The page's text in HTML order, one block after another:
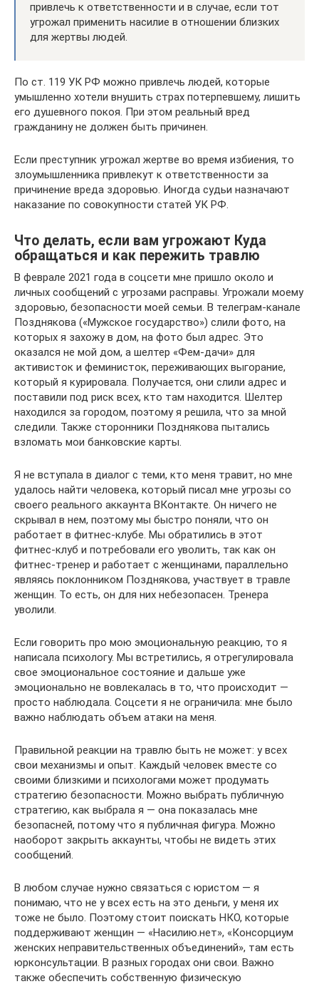
привлечь к ответственности и в случае, если тот
угрожал применить насилие в отношении близких
для жертвы людей.
По ст. 119 УК РФ можно привлечь людей, которые
умышленно хотели внушить страх потерпевшему, лишить
его душевного покоя. При этом реальный вред
гражданину не должен быть причинен.
Если преступник угрожал жертве во время избиения, то
злоумышленника привлекут к ответственности за
причинение вреда здоровью. Иногда судьи назначают
наказание по совокупности статей УК РФ.
Что делать, если вам угрожают Куда
обращаться и как пережить травлю
В феврале 2021 года в соцсети мне пришло около и
личных сообщений с угрозами расправы. Угрожали моему
здоровью, безопасности моей семьи. В телеграм-канале
Позднякова («Мужское государство») слили фото, на
которых я захожу в дом, на фото был адрес. Это
оказался не мой дом, а шелтер «Фем-дачи» для
активисток и феминисток, переживающих выгорание,
который я курировала. Получается, они слили адрес и
поставили под риск всех, кто там находится. Шелтер
находился за городом, поэтому я решила, что за мной
следили. Также сторонники Позднякова пытались
взломать мои банковские карты.
Я не вступала в диалог с теми, кто меня травит, но мне
удалось найти человека, который писал мне угрозы со
своего реального аккаунта ВКонтакте. Он ничего не
скрывал в нем, поэтому мы быстро поняли, что он
работает в фитнес-клубе. Мы обратились в этот
фитнес-клуб и потребовали его уволить, так как он
фитнес-тренер и работает с женщинами, параллельно
являясь поклонником Позднякова, участвует в травле
женщин. То есть, он для них небезопасен. Тренера
уволили.
Если говорить про мою эмоциональную реакцию, то я
написала психологу. Мы встретились, я отрегулировала
свое эмоциональное состояние и дальше уже
эмоционально не вовлекалась в то, что происходит —
просто наблюдала. Соцсети я не ограничила: мне было
важно наблюдать объем атаки на меня.
Правильной реакции на травлю быть не может: у всех
свои механизмы и опыт. Каждый человек вместе со
своими близкими и психологами может продумать
стратегию безопасности. Можно выбрать публичную
стратегию, как выбрала я — она показалась мне
безопасней, потому что я публичная фигура. Можно
наоборот закрыть аккаунты, чтобы не видеть этих
сообщений.
В любом случае нужно связаться с юристом — я
понимаю, что не у всех есть на это деньги, у меня их
тоже не было. Поэтому стоит поискать НКО, которые
поддерживают женщин — «Насилию.нет», «Консорциум
женских неправительственных объединений», там есть
юрконсультации. В разных городах они свои. Важно
также обеспечить собственную физическую